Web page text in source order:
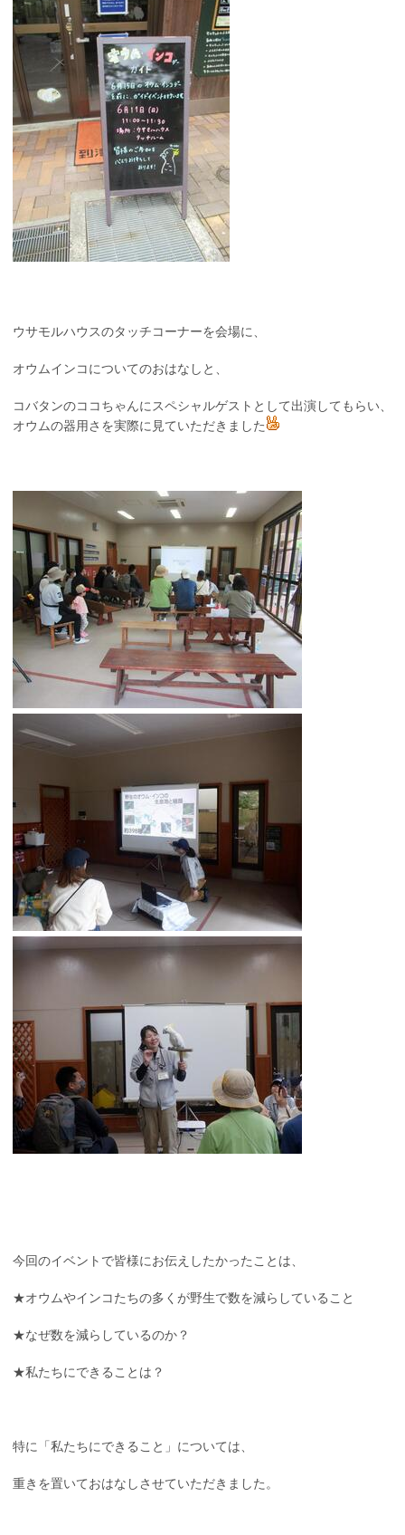
ウサモルハウスのタッチコーナーを会場に、
オウムインコについてのおはなしと、
コバタンのココちゃんにスペシャルゲストとして出演してもらい、
オウムの器用さを実際に見ていただきました
今回のイベントで皆様にお伝えしたかったことは、
★オウムやインコたちの多くが野生で数を減らしていること
★なぜ数を減らしているのか？
★私たちにできることは？
特に「私たちにできること」については、
重きを置いておはなしさせていただきました。